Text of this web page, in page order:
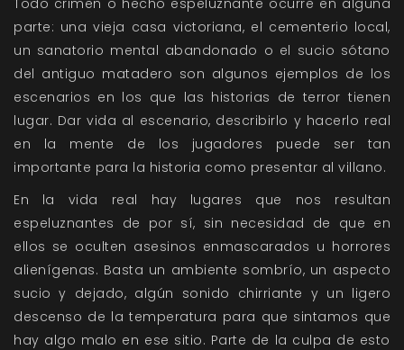
parte: una vieja casa victoriana, el cementerio local,
un sanatorio mental abandonado o el sucio sótano
del antiguo matadero son algunos ejemplos de los
escenarios en los que las historias de terror tienen
lugar. Dar vida al escenario, describirlo y hacerlo real
en la mente de los jugadores puede ser tan
importante para la historia como presentar al villano.
En la vida real hay lugares que nos resultan
espeluznantes de por sí, sin necesidad de que en
ellos se oculten asesinos enmascarados u horrores
alienígenas. Basta un ambiente sombrío, un aspecto
sucio y dejado, algún sonido chirriante y un ligero
descenso de la temperatura para que sintamos que
hay algo malo en ese sitio. Parte de la culpa de esto